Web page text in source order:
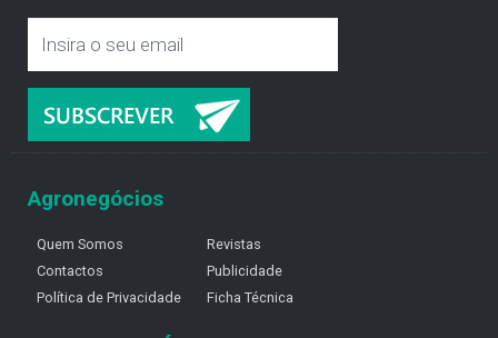
Agronegócios
Quem Somos
Contactos
Política de Privacidade
Revistas
Publicidade
Ficha Técnica